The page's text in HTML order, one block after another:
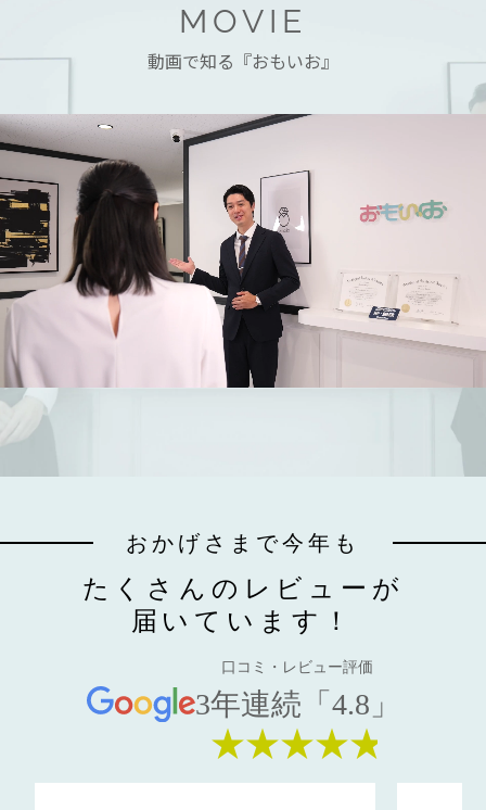
MOVIE
動画で知る『おもいお』
おかげさまで今年も
たくさんのレビューが
届いています！
口コミ・レビュー評価
3年連続「4.8」
★★★★★